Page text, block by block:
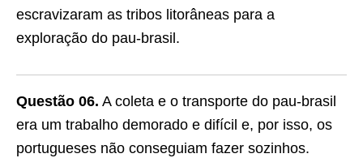
escra­vizaram as tribos litorâneas para a
exploração do pau-brasil.
Questão 06. A coleta e o transporte do pau-brasil
era um trabalho demorado e difícil e, por isso, os
portugueses não conseguiam fazer sozinhos.